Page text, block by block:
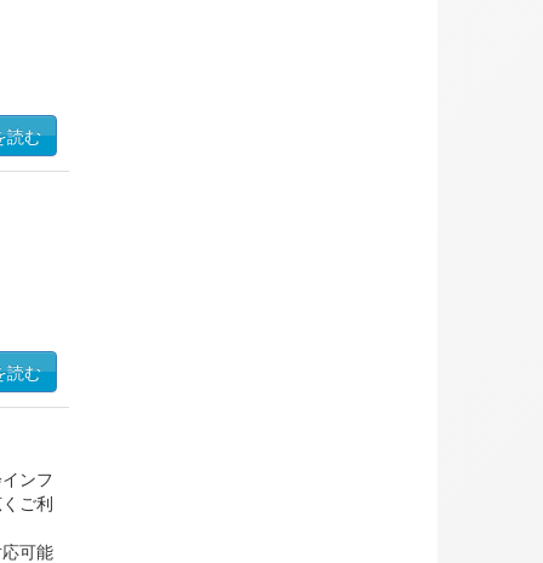
読む
読む
ンフ
ご利
可能